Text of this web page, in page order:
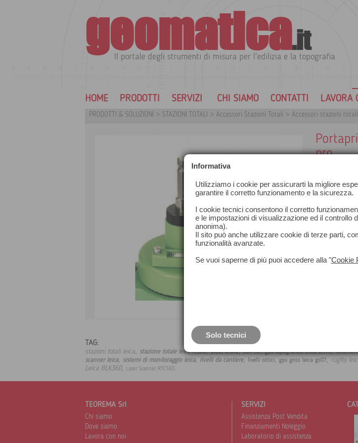
geomatica.it
Il portale degli strumenti di misura per l'edilizia e la topografia
HOME PRODOTTI SERVIZI CHI SIAMO CONTATTI LAVORA
PRODOTTI & SOLUZIONI > STAZIONI TOTALI > Accessori Stazioni Totali > Accessori stazioni
pro
TAG:
stazioni totali leica, stazione totale leica ms60,aibot drone,BLK 3D,gps topografico leica GS16,
scanner leica, sistemi di monitoraggio leica, livelli da cantiere, livelli ottici, gps gnss leica gs07, rugby
Leica BLK360, Laser Scanner RTC360.
TEOREMA Srl
Chi siamo
Dove siamo
Lavora con noi
SERVIZI
Assistenza Post Vendita
Finanziamenti Noleggio
Laboratorio di assistenza
Informativa
Utilizziamo i cookie per assicurarti la migliore
garantire il corretto funzionamento e la sicurezza.
I cookie tecnici consentono il corretto
e le impostazioni di visualizzazione ed il controllo
anonima).
Il sito può anche utilizzare cookie di terze parti,
funzionalità avanzate.
Se vuoi saperne di più puoi accedere alla "Cookie
Solo tecnici